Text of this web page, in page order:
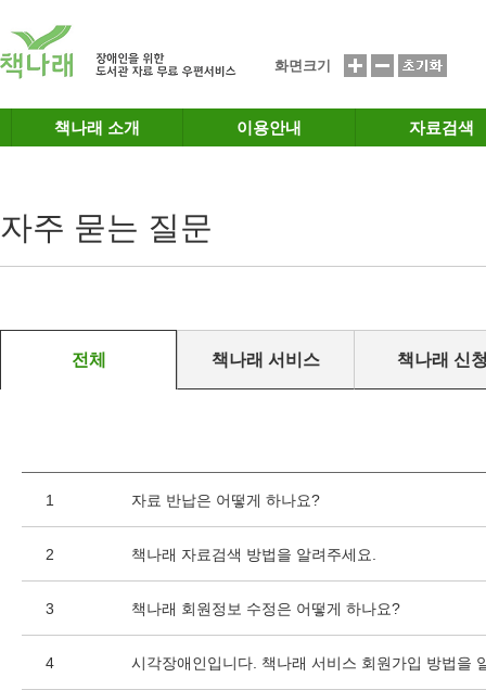
화면크기
책나래 소개 이용안내 자료검색
자주 묻는 질문
전체 책나래 서비스 책나래 신
1 자료 반납은 어떻게 하나요?
2 책나래 자료검색 방법을 알려주세요.
3 책나래 회원정보 수정은 어떻게 하나요?
4 시각장애인입니다. 책나래 서비스 회원가입 방법을